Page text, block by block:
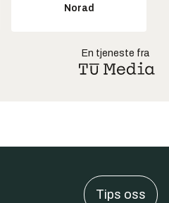
Norad
En tjeneste fra
Tips oss